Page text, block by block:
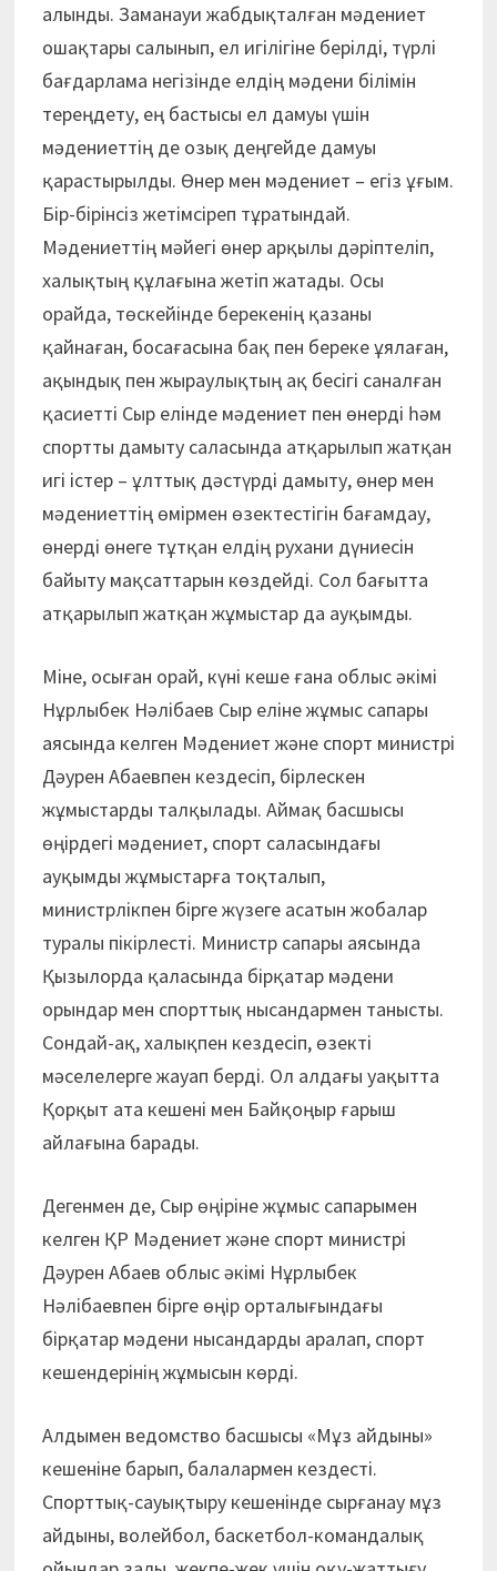
алынды. Заманауи жабдықталған мәдениет
ошақтары салынып, ел игілігіне берілді, түрлі
бағдарлама негізінде елдің мәдени білімін
тереңдету, ең бастысы ел дамуы үшін
мәдениеттің де озық деңгейде дамуы
қарастырылды. Өнер мен мәдениет – егіз ұғым.
Бір-бірінсіз жетімсіреп тұратындай.
Мәдениеттің мәйегі өнер арқылы дәріптеліп,
халықтың құлағына жетіп жатады. Осы
орайда, төскейінде берекенің қазаны
қайнаған, босағасына бақ пен береке ұялаған,
ақындық пен жыраулықтың ақ бесігі саналған
қасиетті Сыр елінде мәдениет пен өнерді һәм
спортты дамыту саласында атқарылып жатқан
игі істер – ұлттық дәстүрді дамыту, өнер мен
мәдениеттің өмірмен өзектестігін бағамдау,
өнерді өнеге тұтқан елдің рухани дүниесін
байыту мақсаттарын көздейді. Сол бағытта
атқарылып жатқан жұмыстар да ауқымды.
Міне, осыған орай, күні кеше ғана облыс әкімі
Нұрлыбек Нәлібаев Сыр еліне жұмыс сапары
аясында келген Мәдениет және спорт министрі
Дәурен Абаевпен кездесіп, бірлескен
жұмыстарды талқылады. Аймақ басшысы
өңірдегі мәдениет, спорт саласындағы
ауқымды жұмыстарға тоқталып,
министрлікпен бірге жүзеге асатын жобалар
туралы пікірлесті. Министр сапары аясында
Қызылорда қаласында бірқатар мәдени
орындар мен спорттық нысандармен танысты.
Сондай-ақ, халықпен кездесіп, өзекті
мәселелерге жауап берді. Ол алдағы уақытта
Қорқыт ата кешені мен Байқоңыр ғарыш
айлағына барады.
Дегенмен де, Сыр өңіріне жұмыс сапарымен
келген ҚР Мәдениет және спорт министрі
Дәурен Абаев облыс әкімі Нұрлыбек
Нәлібаевпен бірге өңір орталығындағы
бірқатар мәдени нысандарды аралап, спорт
кешендерінің жұмысын көрді.
Алдымен ведомство басшысы «Мұз айдыны»
кешеніне барып, балалармен кездесті.
Спорттық-сауықтыру кешенінде сырғанау мұз
айдыны, волейбол, баскетбол-командалық